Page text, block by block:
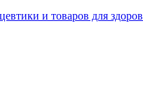
и товаров для